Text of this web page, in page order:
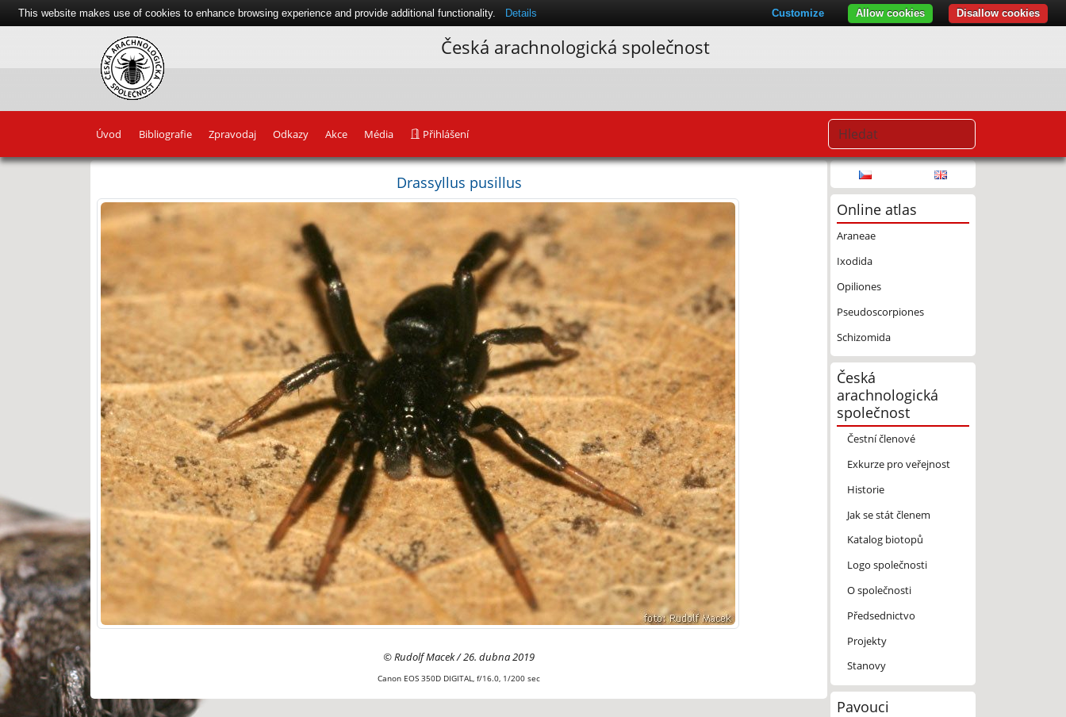
Česká arachnologická společnost
Úvod Bibliografie Zpravodaj Odkazy Akce Média Přihlášení
Drassyllus pusillus
© Rudolf Macek / 26. dubna 2019
Canon EOS 350D DIGITAL, f/16.0, 1/200 sec
Online atlas
Araneae
Ixodida
Opiliones
Pseudoscorpiones
Schizomida
Česká
arachnologická
společnost
Čestní členové
Exkurze pro veřejnost
Historie
Jak se stát členem
Katalog biotopů
Logo společnosti
O společnosti
Předsednictvo
Projekty
Stanovy
Pavouci
This website makes use of cookies to enhance browsing experience and provide additional functionality. Details Disallow cookies
Allow cookies
Customize